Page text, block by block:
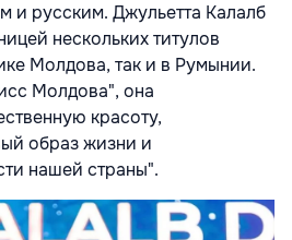
и русским. Джульетта Калалб
нескольких титулов
Молдова, так и в Румынии.
Молдова", она
красоту,
образ жизни и
нашей страны".